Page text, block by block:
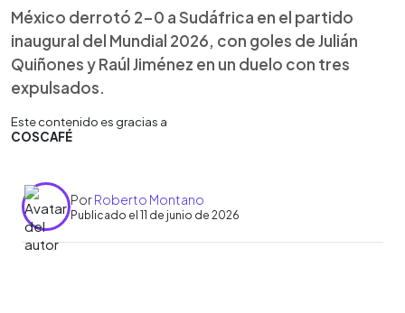
México derrotó 2-0 a Sudáfrica en el partido
inaugural del Mundial 2026, con goles de Julián
Quiñones y Raúl Jiménez en un duelo con tres
expulsados.
Este contenido es gracias a
COSCAFÉ
PorRoberto Montano
Publicado el 11 de junio de 2026